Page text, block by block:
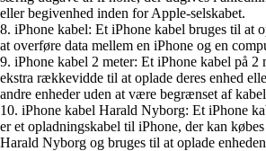
eller begivenhed inden for Apple-selskabet.
8. iPhone kabel: Et iPhone kabel bruges til at
at overføre data mellem en iPhone og en
9. iPhone kabel 2 meter: Et iPhone kabel på 2
ekstra rækkevidde til at oplade deres enhed
andre enheder uden at være begrænset af
10. iPhone kabel Harald Nyborg: Et iPhone
er et opladningskabel til iPhone, der kan
Harald Nyborg og bruges til at oplade